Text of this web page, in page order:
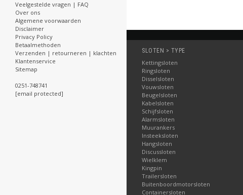
Veelgestelde vragen | FAQ
Over ons
Algemene voorwaarden
Disclaimer
Privacy Policy
Betaalmethoden
Verzenden | retourneren | klachten
Klantenservice
Sitemap
0251-748741
[email protected]
SLOTEN > TYPE
Kettingsloten
Ringsloten
Disselsloten
Vouwsloten
Beugelsloten
Kabelsloten
Schijfsloten
Alarmsloten
Muurankers
Insteeksloten
Hangsloten
Discussloten
Wielklem
Kingpin
Trailersloten
Buitenboordmotorsloten
Containersloten